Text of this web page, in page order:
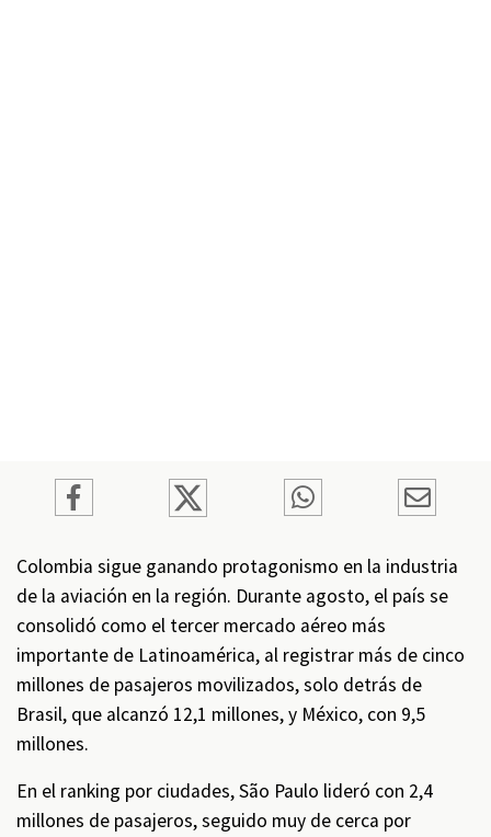
Colombia sigue ganando protagonismo en la industria
de la aviación en la región. Durante agosto, el país se
consolidó como el tercer mercado aéreo más
importante de Latinoamérica, al registrar más de cinco
millones de pasajeros movilizados, solo detrás de
Brasil, que alcanzó 12,1 millones, y México, con 9,5
millones.
En el ranking por ciudades, São Paulo lideró con 2,4
millones de pasajeros, seguido muy de cerca por